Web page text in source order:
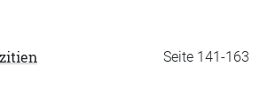
Seite 141-163